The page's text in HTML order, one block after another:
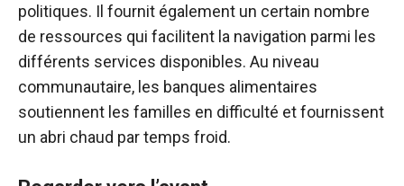
politiques. Il fournit également un certain nombre
de ressources qui facilitent la navigation parmi les
différents services disponibles. Au niveau
communautaire, les banques alimentaires
soutiennent les familles en difficulté et fournissent
un abri chaud par temps froid.